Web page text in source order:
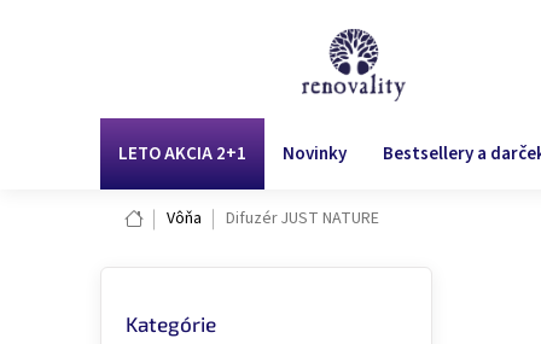
LETO AKCIA 2+1 Novinky Bestsellery a
Domov
Vôňa Difuzér JUST NATURE
kategórie
Kategórie